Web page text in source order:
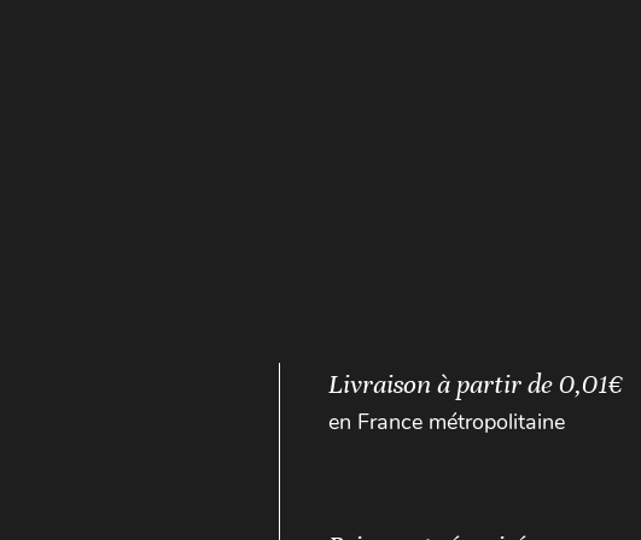
Livraison à partir de 0,01€
en France métropolitaine